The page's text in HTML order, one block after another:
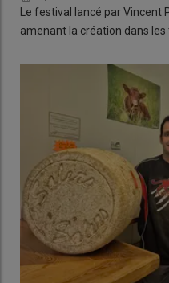
Le festival lancé par Vincent
amenant la création dans les